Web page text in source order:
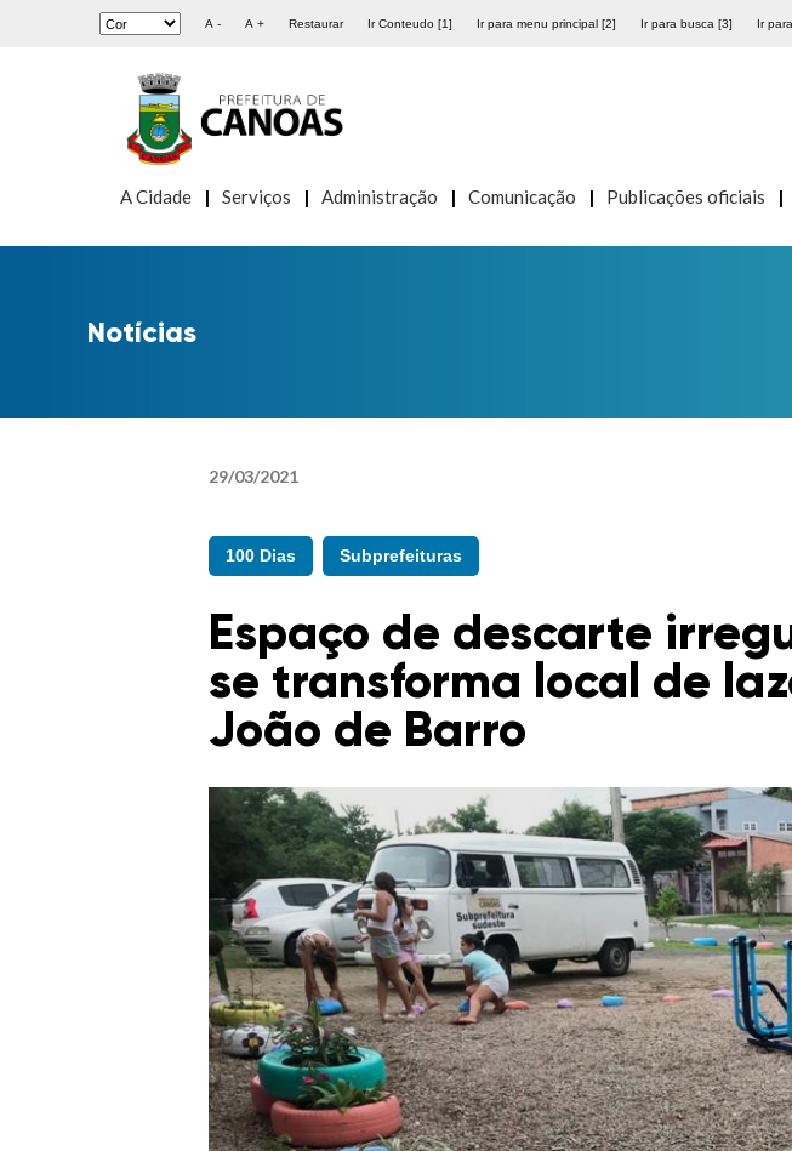
A - A + Restaurar Ir Conteudo [1] Ir para menu principal [2] Ir para busca [3] Ir
A Cidade Serviços Administração Comunicação Publicações oficiais
Notícias
29/03/2021
100 Dias Subprefeituras
Espaço de descarte
se transforma local de
João de Barro